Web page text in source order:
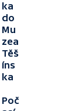
ka
do
Mu
zea
Těš
íns
ka
Poč